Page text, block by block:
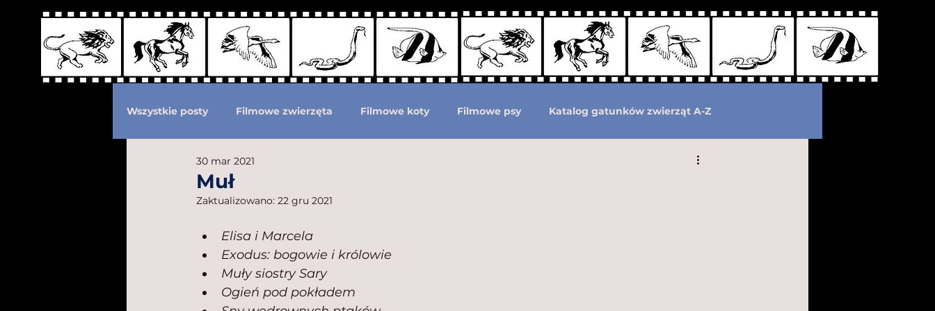
Wszystkie posty Filmowe zwierzęta Filmowe koty Filmowe psy Katalog gatunków zwierząt A-Z
Podział według ras kotów Kryptozoologia
Muł
30 mar 2021
Zaktualizowano: 22 gru 2021
Elisa i Marcela
Exodus: bogowie i królowie
Muły siostry Sary
Ogień pod pokładem